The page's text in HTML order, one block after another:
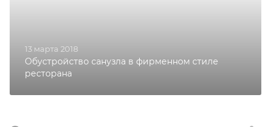
13 марта 2018
Обустройство санузла в фирменном стиле
ресторана